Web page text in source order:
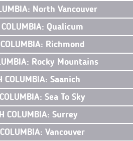
North Vancouver
COLUMBIA: Qualicum
Richmond
Rocky Mountains
COLUMBIA: Saanich
Sea To Sky
COLUMBIA: Surrey
Vancouver